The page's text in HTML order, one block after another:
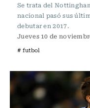
Se trata del
nacional pasó sus
debutar en 2017.
Jueves 10 de
# futbol